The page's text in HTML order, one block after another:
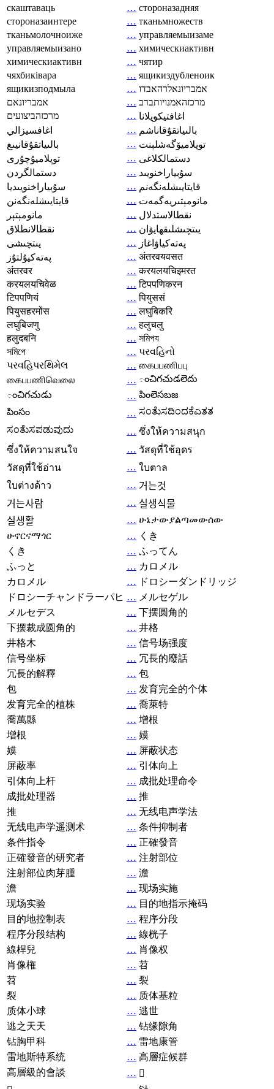
скаштаваць
… стороназадняя
стороназаинтере
… тканьмножеств
тканьмолочноиже
… управляемыизаме
управляемыизано
… химическиактивн
химическиактивн
… чятир
чяхбиківара
… ящикиздубленоик
ящикизподмыла
… אמבריונאלרהאבדו
אמבריונאם
… מרכזהאמנויותברב
מרכזהביצועים
… اغافتيكويلانا
اغافسيزالي
… بالىياتقۇقاناشم
بالىياتقۇقانيىغ
… توپلاميۆگەشلېنت
توپلاميۇچۇرى
… دستمالکلاغی
دستمالگردن
… سۇبياراخنويىد
سۇبياراخنويىديا
… قايتايىشلەنگەنم
قايتايىشلەنگەنن
… مانومېتىريەگمەت
مانومېتېر
… نقطالاستدلال
نقطالانطلاق
… يىتچىشلىقھايۋان
يىتچىشى
… پەتەكياۋاغاز
پەتەكيۇلتۇز
… अंतरवयवसत
अंतरवर
… करयलयचिइमरत
करयलयचिवेळ
… टिपपणिकरन
टिपपणियं
… पियुससं
पियुसहरमोंस
… लघुबिकरि
लघुबिजणु
… हलुचलु
हलुदबनि
… সমিপয
সমিপে
… પરવહિનો
પરવહિપરથિમેલ
… கைபபணிபபு
கைபபணிவெலை
… ంచిగచుడలెదు
ంచిగచుడు
… పింలెసబజ
పింసం
… ಸಂತೆುಸದಿಂದಕೆಎತತ
ಸಂತೆುಸಪಡುವುದು
… ซึ่งให้ความสนุก
ซึ่งให้ความสนใจ
… วัสดุที่ใช้อุดร
วัสดุที่ใช้อ่าน
… ใบตาล
ใบต่างด้าว
… 거는것
거는사람
… 실생식물
실생활
… ሁኔታውያልጣመውሰው
ሁኖርናማጎር
… くき
くき
… ふってん
ふっと
… カロメル
カロメル
… ドロシーダンドリッジ
ドロシーチャンドラーパヒ … メルセゲル
メルセデス
… 下摆圆角的
下摆裁成圆角的
… 井格
井格木
… 信号场强度
信号坐标
… 冗長的廢話
冗長的解釋
… 包
包
… 发育完全的个体
发育完全的植株
… 喬萊特
喬萬縣
… 增根
增根
… 嫫
嫫
… 屏蔽状态
屏蔽率
… 引体向上
引体向上杆
… 成批处理命令
成批处理器
… 推
推
… 无线电声学法
无线电声学遥测术
… 条件抑制者
条件指令
… 正確發音
正確發音的研究者
… 注射部位
注射部位肉芽腫
… 澹
澹
… 现场实施
现场实验
… 目的地指示掩码
目的地控制表
… 程序分段
程序分段结构
… 線桄子
線桿兒
… 肖像权
肖像権
… 苕
苕
… 裂
裂
… 质体基粒
质体小球
… 逃世
逃之天天
… 钻缘隙角
钻胸甲科
… 雷地康管
雷地斯特系统
… 高層症候群
高層級的會談
… 𧘞